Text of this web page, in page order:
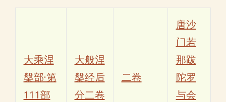
大乘涅
槃部·第
111部
大般涅
槃经后
分二卷
二卷
唐沙
门若
那跋
陀罗
与会